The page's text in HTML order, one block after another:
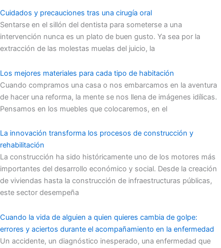
Cuidados y precauciones tras una cirugía oral
Sentarse en el sillón del dentista para someterse a una
intervención nunca es un plato de buen gusto. Ya sea por la
extracción de las molestas muelas del juicio, la
Los mejores materiales para cada tipo de habitación
Cuando compramos una casa o nos embarcamos en la aventura
de hacer una reforma, la mente se nos llena de imágenes idílicas.
Pensamos en los muebles que colocaremos, en el
La innovación transforma los procesos de construcción y
rehabilitación
La construcción ha sido históricamente uno de los motores más
importantes del desarrollo económico y social. Desde la creación
de viviendas hasta la construcción de infraestructuras públicas,
este sector desempeña
Cuando la vida de alguien a quien quieres cambia de golpe:
errores y aciertos durante el acompañamiento en la enfermedad
Un accidente, un diagnóstico inesperado, una enfermedad que